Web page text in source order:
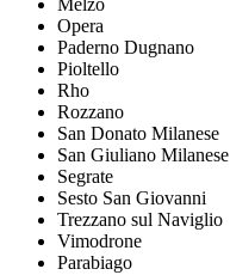
Melzo
Opera
Paderno Dugnano
Pioltello
Rho
Rozzano
San Donato Milanese
San Giuliano Milanese
Segrate
Sesto San Giovanni
Trezzano sul Naviglio
Vimodrone
Parabiago